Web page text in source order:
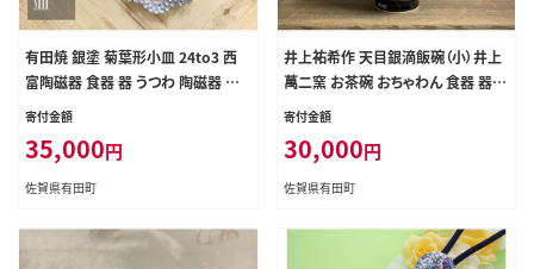
有田焼 銀塗 菊葉形小皿 24to3 西
富陶磁器 食器 器 うつわ 陶磁器 皿
ギフト 贈答 35000円 3.5万円 bi00
寄付金額
35,000円
佐賀県有田町
井上祐希作 天目銀滴飯碗（小）井上
萬二窯 お茶碗 おちゃわん 食器 器 3
0000円 3万円 ae005
寄付金額
30,000円
佐賀県有田町